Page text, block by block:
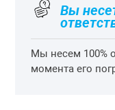
Вы
Мы несем 100%
момента его